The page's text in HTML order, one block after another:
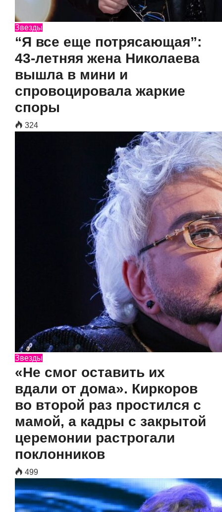
Звезды
“Я все еще потрясающая”:
43-летняя жена Николаева
вышла в мини и
спровоцировала жаркие
споры
324
Звезды
«Не смог оставить их
вдали от дома». Киркоров
во второй раз простился с
мамой, а кадры с закрытой
церемонии растрогали
поклонников
499